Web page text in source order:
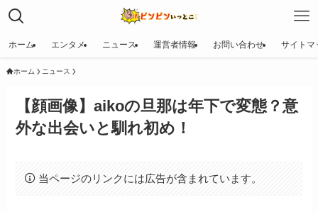
ホーム エンタメ ニュース 運営者情報 お問い合わせ サイトマ
ホーム ニュース
【顔画像】aikoの旦那は年下で変態？意
外な出会いと馴れ初め！
当ページのリンクには広告が含まれています。